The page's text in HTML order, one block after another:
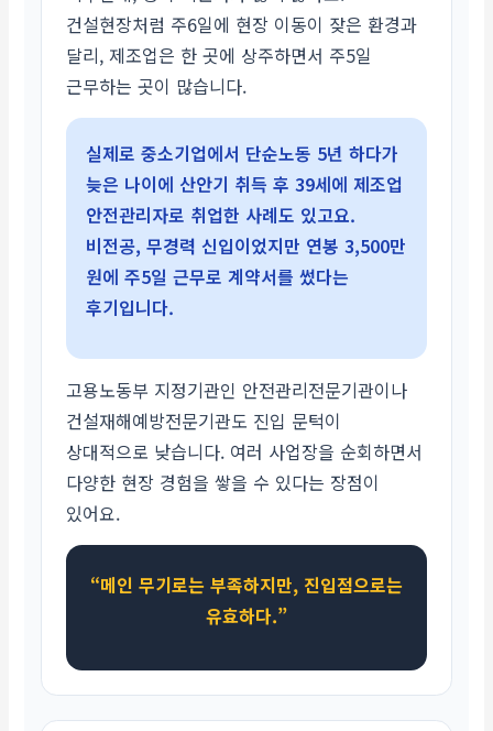
건설현장처럼 주6일에 현장 이동이 잦은 환경과
달리, 제조업은 한 곳에 상주하면서 주5일
근무하는 곳이 많습니다.
실제로 중소기업에서 단순노동 5년 하다가
늦은 나이에 산안기 취득 후 39세에 제조업
안전관리자로 취업한 사례도 있고요.
비전공, 무경력 신입이었지만 연봉 3,500만
원에 주5일 근무로 계약서를 썼다는
후기입니다.
고용노동부 지정기관인 안전관리전문기관이나
건설재해예방전문기관도 진입 문턱이
상대적으로 낮습니다. 여러 사업장을 순회하면서
다양한 현장 경험을 쌓을 수 있다는 장점이
있어요.
“메인 무기로는 부족하지만, 진입점으로는
유효하다.”